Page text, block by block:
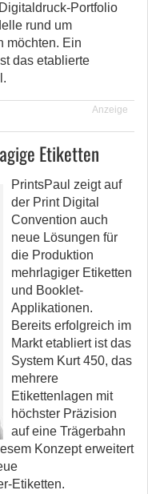
Portfolio
rund um
möchten. Ein
das etablierte
Anzeige
Etiketten
PrintsPaul zeigt auf
der Print Digital
Convention auch
neue Lösungen für
die Produktion
mehrlagiger Etiketten
und Booklet-
Applikationen.
Bereits erfolgreich im
Markt etabliert ist das
System Kurt 450, das
mehrere
Etikettenlagen mit
höchster Präzision
auf eine Trägerbahn
Konzept erweitert
Etiketten.